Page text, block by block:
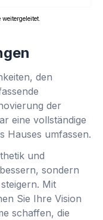
den
der
eine vollständige
Hauses umfassen.
und
sondern
Mit
Sie Ihre Vision
schaffen, die